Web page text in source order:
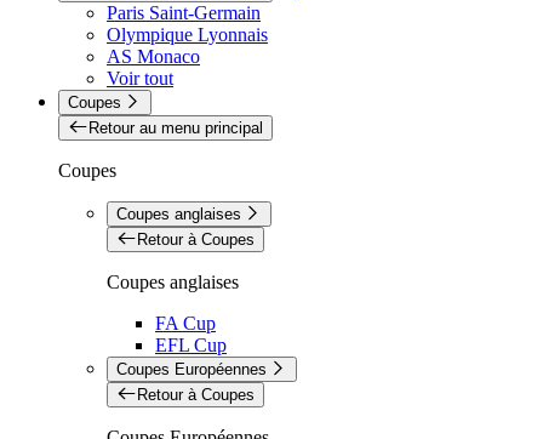
Paris Saint-Germain
Olympique Lyonnais
AS Monaco
Voir tout
Coupes
Retour au menu principal
Coupes
Coupes anglaises
Retour à Coupes
Coupes anglaises
FA Cup
EFL Cup
Coupes Européennes
Retour à Coupes